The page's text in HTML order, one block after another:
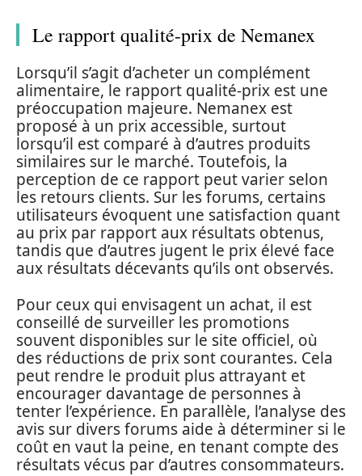
Le rapport qualité-prix de Nemanex
Lorsqu’il s’agit d’acheter un complément
alimentaire, le rapport qualité-prix est une
préoccupation majeure. Nemanex est
proposé à un prix accessible, surtout
lorsqu’il est comparé à d’autres produits
similaires sur le marché. Toutefois, la
perception de ce rapport peut varier selon
les retours clients. Sur les forums, certains
utilisateurs évoquent une satisfaction quant
au prix par rapport aux résultats obtenus,
tandis que d’autres jugent le prix élevé face
aux résultats décevants qu’ils ont observés.
Pour ceux qui envisagent un achat, il est
conseillé de surveiller les promotions
souvent disponibles sur le site officiel, où
des réductions de prix sont courantes. Cela
peut rendre le produit plus attrayant et
encourager davantage de personnes à
tenter l’expérience. En parallèle, l’analyse des
avis sur divers forums aide à déterminer si le
coût en vaut la peine, en tenant compte des
résultats vécus par d’autres consommateurs.